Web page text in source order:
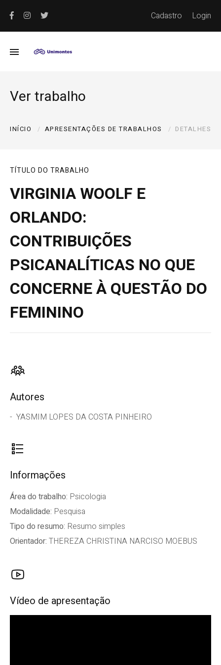
Cadastro Login
Ver trabalho
INÍCIO APRESENTAÇÕES DE TRABALHOS DETALHES
TÍTULO DO TRABALHO
VIRGINIA WOOLF E
ORLANDO:
CONTRIBUIÇÕES
PSICANALÍTICAS NO QUE
CONCERNE À QUESTÃO DO
FEMININO
Autores
YASMIM LOPES DA COSTA PINHEIRO
Informações
Área do trabalho: Psicologia
Modalidade: Pesquisa
Tipo do resumo: Resumo simples
Orientador: THEREZA CHRISTINA NARCISO MOEBUS
Vídeo de apresentação